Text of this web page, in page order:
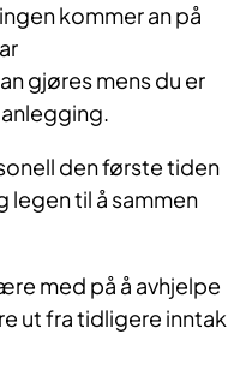
kommer an på
gjøres mens du er
den første tiden
legen til å sammen
med på å avhjelpe
ut fra tidligere inntak